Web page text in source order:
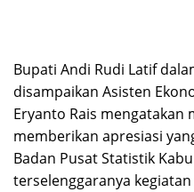
Bupati Andi Rudi Latif
disampaikan Asisten
Eryanto Rais mengatakan
memberikan apresiasi
Badan Pusat Statistik
terselenggaranya